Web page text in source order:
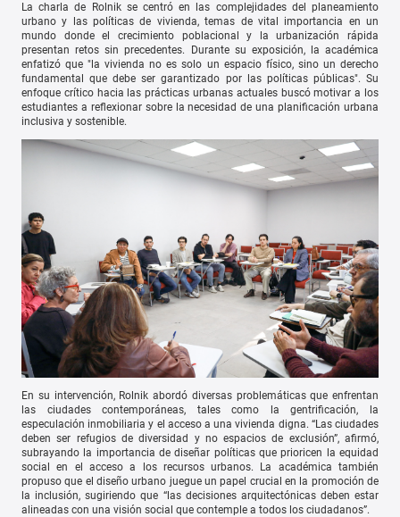
La charla de Rolnik se centró en las complejidades del planeamiento
urbano y las políticas de vivienda, temas de vital importancia en un
mundo donde el crecimiento poblacional y la urbanización rápida
presentan retos sin precedentes. Durante su exposición, la académica
enfatizó que "la vivienda no es solo un espacio físico, sino un derecho
fundamental que debe ser garantizado por las políticas públicas". Su
enfoque crítico hacia las prácticas urbanas actuales buscó motivar a los
estudiantes a reflexionar sobre la necesidad de una planificación urbana
inclusiva y sostenible.
En su intervención, Rolnik abordó diversas problemáticas que enfrentan
las ciudades contemporáneas, tales como la gentrificación, la
especulación inmobiliaria y el acceso a una vivienda digna. “Las ciudades
deben ser refugios de diversidad y no espacios de exclusión”, afirmó,
subrayando la importancia de diseñar políticas que prioricen la equidad
social en el acceso a los recursos urbanos. La académica también
propuso que el diseño urbano juegue un papel crucial en la promoción de
la inclusión, sugiriendo que “las decisiones arquitectónicas deben estar
alineadas con una visión social que contemple a todos los ciudadanos”.